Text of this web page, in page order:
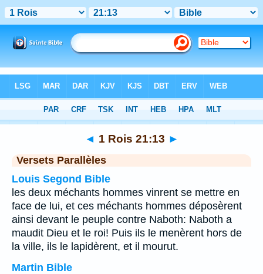
Chapitre 21> Verset 13
◄ 1 Rois 21:13 ►
Versets Parallèles
Louis Segond Bible
les deux méchants hommes vinrent se mettre en
face de lui, et ces méchants hommes déposèrent
ainsi devant le peuple contre Naboth: Naboth a
maudit Dieu et le roi! Puis ils le menèrent hors de
la ville, ils le lapidèrent, et il mourut.
Martin Bible